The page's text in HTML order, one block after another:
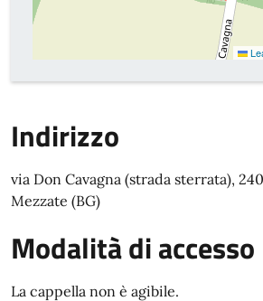
Indirizzo
via Don Cavagna (strada sterrata),
Mezzate (BG)
Modalità di accesso
La cappella non è agibile.